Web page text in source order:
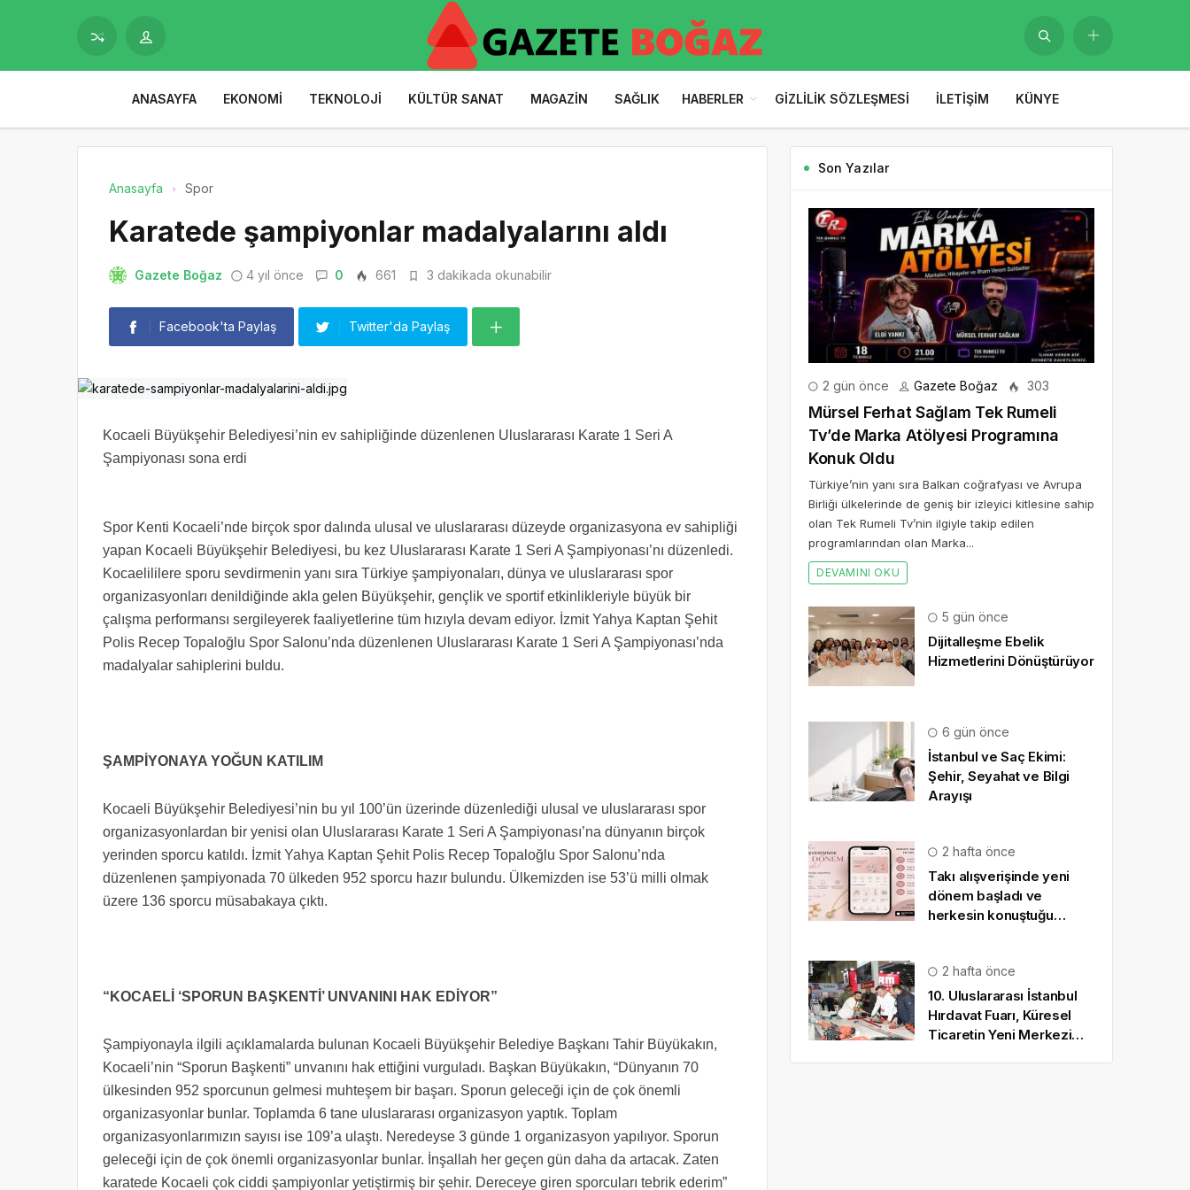
ANASAYFA EKONOMI TEKNOLOJI KÜLTÜR SANAT MAGAZIN SAĞLIK HABERLER GIZLILIK SÖZLEŞMESI İLETIŞIM KÜNYE
Anasayfa Spor
Karatede şampiyonlar madalyalarını aldı
Gazete Boğaz 4 yıl önce 0 661 3 dakikada okunabilir
Facebook'ta Paylaş Twitter'da Paylaş
Kocaeli Büyükşehir Belediyesi’nin ev sahipliğinde düzenlenen Uluslararası Karate 1 Seri A
Şampiyonası sona erdi
Spor Kenti Kocaeli’nde birçok spor dalında ulusal ve uluslararası düzeyde organizasyona ev sahipliği
yapan Kocaeli Büyükşehir Belediyesi, bu kez Uluslararası Karate 1 Seri A Şampiyonası’nı düzenledi.
Kocaelililere sporu sevdirmenin yanı sıra Türkiye şampiyonaları, dünya ve uluslararası spor
organizasyonları denildiğinde akla gelen Büyükşehir, gençlik ve sportif etkinlikleriyle büyük bir
çalışma performansı sergileyerek faaliyetlerine tüm hızıyla devam ediyor. İzmit Yahya Kaptan Şehit
Polis Recep Topaloğlu Spor Salonu’nda düzenlenen Uluslararası Karate 1 Seri A Şampiyonası’nda
madalyalar sahiplerini buldu.
ŞAMPİYONAYA YOĞUN KATILIM
Kocaeli Büyükşehir Belediyesi’nin bu yıl 100’ün üzerinde düzenlediği ulusal ve uluslararası spor
organizasyonlardan bir yenisi olan Uluslararası Karate 1 Seri A Şampiyonası’na dünyanın birçok
yerinden sporcu katıldı. İzmit Yahya Kaptan Şehit Polis Recep Topaloğlu Spor Salonu’nda
düzenlenen şampiyonada 70 ülkeden 952 sporcu hazır bulundu. Ülkemizden ise 53’ü milli olmak
üzere 136 sporcu müsabakaya çıktı.
“KOCAELİ ‘SPORUN BAŞKENTİ’ UNVANINI HAK EDİYOR”
Şampiyonayla ilgili açıklamalarda bulunan Kocaeli Büyükşehir Belediye Başkanı Tahir Büyükakın,
Kocaeli’nin “Sporun Başkenti” unvanını hak ettiğini vurguladı. Başkan Büyükakın, “Dünyanın 70
ülkesinden 952 sporcunun gelmesi muhteşem bir başarı. Sporun geleceği için de çok önemli
organizasyonlar bunlar. Toplamda 6 tane uluslararası organizasyon yaptık. Toplam
organizasyonlarımızın sayısı ise 109’a ulaştı. Neredeyse 3 günde 1 organizasyon yapılıyor. Sporun
geleceği için de çok önemli organizasyonlar bunlar. İnşallah her geçen gün daha da artacak. Zaten
karatede Kocaeli çok ciddi şampiyonlar yetiştirmiş bir şehir. Dereceye giren sporcuları tebrik ederim”
Son Yazılar
2 gün önce Gazete Boğaz 303
Mürsel Ferhat Sağlam Tek Rumeli
Tv’de Marka Atölyesi Programına
Konuk Oldu
Türkiye’nin yanı sıra Balkan coğrafyası ve Avrupa
Birliği ülkelerinde de geniş bir izleyici kitlesine sahip
olan Tek Rumeli Tv’nin ilgiyle takip edilen
programlarından olan Marka...
DEVAMINI OKU
5 gün önce
Dijitalleşme Ebelik
Hizmetlerini Dönüştürüyor
6 gün önce
İstanbul ve Saç Ekimi:
Şehir, Seyahat ve Bilgi
Arayışı
2 hafta önce
Takı alışverişinde yeni
dönem başladı ve
herkesin konuştuğu
2 hafta önce
10. Uluslararası İstanbul
Hırdavat Fuarı, Küresel
Ticaretin Yeni Merkezi